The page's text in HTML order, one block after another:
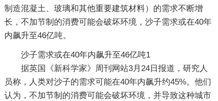
制造混凝土、玻璃和其他重要建筑材料）的需求不断增
长，不加节制的消费可能会破坏环境，沙子需求或在40年
内飙升至46亿吨。
沙子需求或在40年内飙升至46亿吨1
据英国《新科学家》周刊网站3月24日报道，研究人
员称，人类对沙子的需求可能在40年内飙升约45%。他们
认为，不加节制的消费可能会破坏环境，并导致这种城市